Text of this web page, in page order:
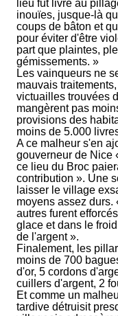
lieu fut livré au
inouïes, jusque-là
coups de bâton et
pour éviter d'être
part que plain­tes,
gémissements. »
Les vainqueurs ne
mauvais
victuailles trouvées
mangèrent pas
provisions des
moins de 5.000
A ce malheur s'en
gouverneur de Nice
ce lieu du Broc
contribution ». Une
laisser le village
moyens assez durs.
autres furent
glace et dans le
de l'argent ».
Finalement, les
moins de 700
d'or, 5 cordons
cuillers d'argent, 2
Et comme un
tardive détruisit